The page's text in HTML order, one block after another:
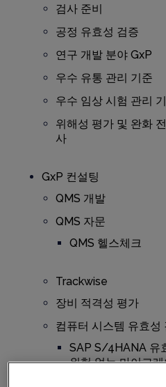
검사 준비
공정 유효성 검증
연구 개발 분야 GxP
우수 유통 관리 기준
우수 임상 시험 관리
위해성 평가 및 완화
사
GxP 컨설팅
QMS 개발
QMS 자문
QMS 헬스체크
Trackwise
장비 적격성 평가
컴퓨터 시스템 유효성
SAP S/4HANA 유
위험 없는 마이그